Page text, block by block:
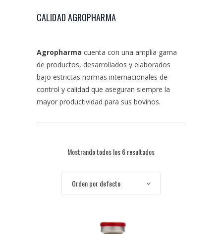
CALIDAD AGROPHARMA
Agropharma cuenta con una amplia gama
de productos, desarrollados y elaborados
bajo estrictas normas internacionales de
control y calidad que aseguran siempre la
mayor productividad para sus bovinos.
Mostrando todos los 6 resultados
Orden por defecto